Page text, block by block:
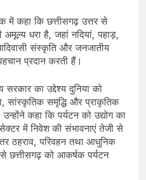
में कहा कि छत्तीसगढ़ उत्तर से
अमूल्य धरा है, जहां नदियां, पहाड़,
संस्कृति और जनजातीय
प्रदान करती हैं।
का उद्देश्य दुनिया को
सांस्कृतिक समृद्धि और प्राकृतिक
कहा कि पर्यटन को उद्योग का
सेक्टर में निवेश की संभावनाएं तेजी से
ठहराव, परिवहन तथा आधुनिक
छत्तीसगढ़ को आकर्षक पर्यटन